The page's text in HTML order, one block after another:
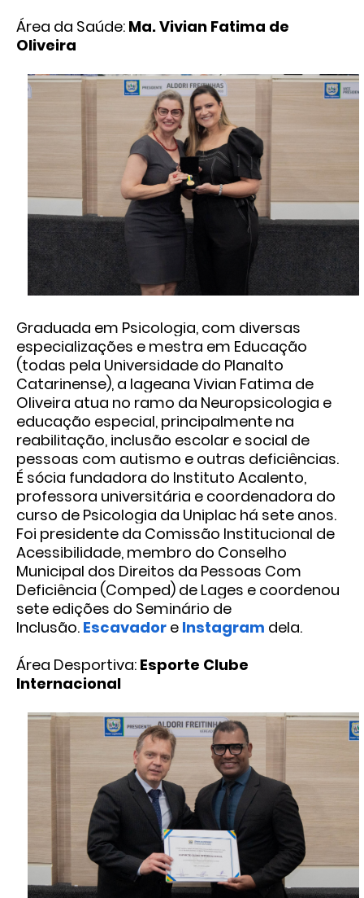
Área da Saúde: Ma. Vivian Fatima de
Oliveira
Graduada em Psicologia, com diversas
especializações e mestra em Educação
(todas pela Universidade do Planalto
Catarinense), a lageana Vivian Fatima de
Oliveira atua no ramo da Neuropsicologia e
educação especial, principalmente na
reabilitação, inclusão escolar e social de
pessoas com autismo e outras deficiências.
É sócia fundadora do Instituto Acalento,
professora universitária e coordenadora do
curso de Psicologia da Uniplac há sete anos.
Foi presidente da Comissão Institucional de
Acessibilidade, membro do Conselho
Municipal dos Direitos da Pessoas Com
Deficiência (Comped) de Lages e coordenou
sete edições do Seminário de
Inclusão. Escavador e Instagram dela.
Área Desportiva: Esporte Clube
Internacional